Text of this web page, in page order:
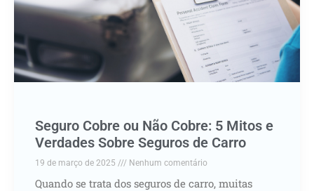
Seguro Cobre ou Não Cobre: 5 Mitos e
Verdades Sobre Seguros de Carro
19 de março de 2025 Nenhum comentário
Quando se trata dos seguros de carro, muitas